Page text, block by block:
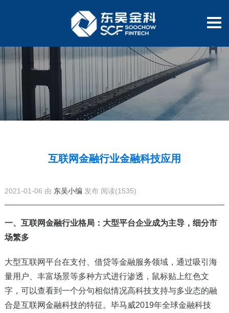
互联网金融行业金融科技应用
2021-01-06 由 东吴小编 发布 阅读(1535)
一、互联网金融行业格局：大型平台企业成为主导，细分市
场繁多
大型互联网平台在支付、借贷等金融服务领域，通过吸引海
量用户、丰富场景等多种方式进行渗透，鼠标贴上红色文
字，可以查看到一个分句相似情况高科技支持与多业态的融
合是互联网金融科技的特征。毕马威2019年全球金融科技